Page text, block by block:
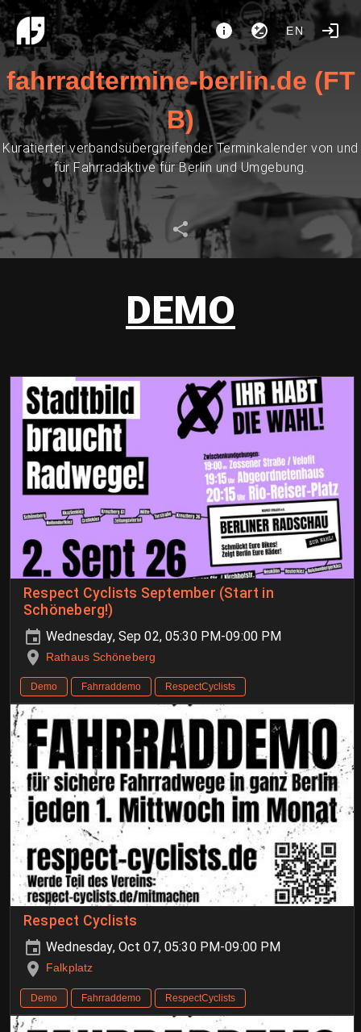
EN
fahrradtermine-berlin.de (FT
B)
Kuratierter verbandsübergreifender Terminkalender von und
für Fahrradaktive für Berlin und Umgebung.
DEMO
Respect Cyclists September (Start in
Schöneberg!)
Wednesday, Sep 02, 05:30 PM-09:00 PM
Rathaus Schöneberg
Demo Fahrraddemo RespectCyclists
Respect Cyclists
Wednesday, Oct 07, 05:30 PM-09:00 PM
Falkplatz
Demo Fahrraddemo RespectCyclists